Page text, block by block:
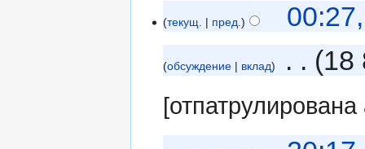
текущ. пред.
обсуждение вклад 18